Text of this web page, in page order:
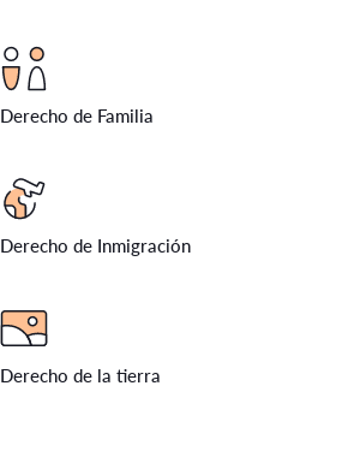
Derecho de Familia
Derecho de Inmigración
Derecho de la tierra